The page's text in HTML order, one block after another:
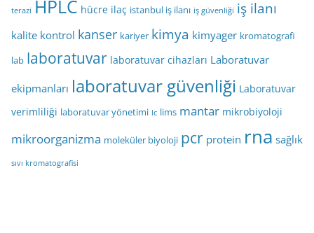
terazi HPLC hücre ilaç istanbul iş ilanı iş güvenliği iş ilanı
kalite kontrol kanser kariyer kimya kimyager kromatografi
lab laboratuvar laboratuvar cihazları Laboratuvar
ekipmanları laboratuvar güvenliği Laboratuvar
verimliliği laboratuvar yönetimi lc lims mantar mikrobiyoloji
mikroorganizma moleküler biyoloji pcr protein rna sağlık
sıvı kromatografisi